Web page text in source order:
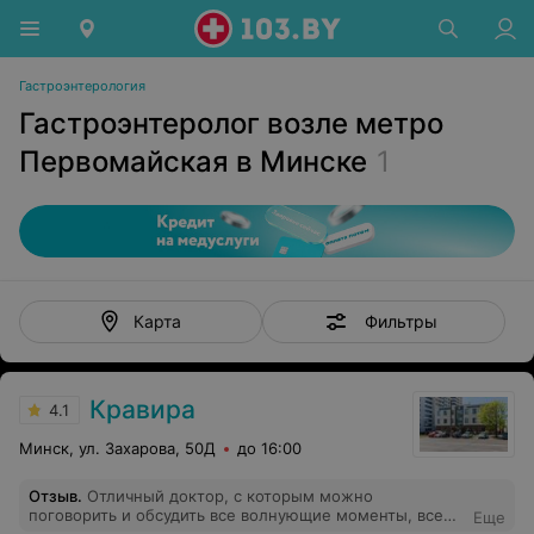
Гастроэнтерология
Гастроэнтеролог возле метро
Первомайская в Минске 1
Карта Фильтры
4.1 Кравира
Минск, ул. Захарова, 50Д до 16:00
Отзыв. Отличный доктор, с которым можно
поговорить и обсудить все волнующие моменты, все
Еще